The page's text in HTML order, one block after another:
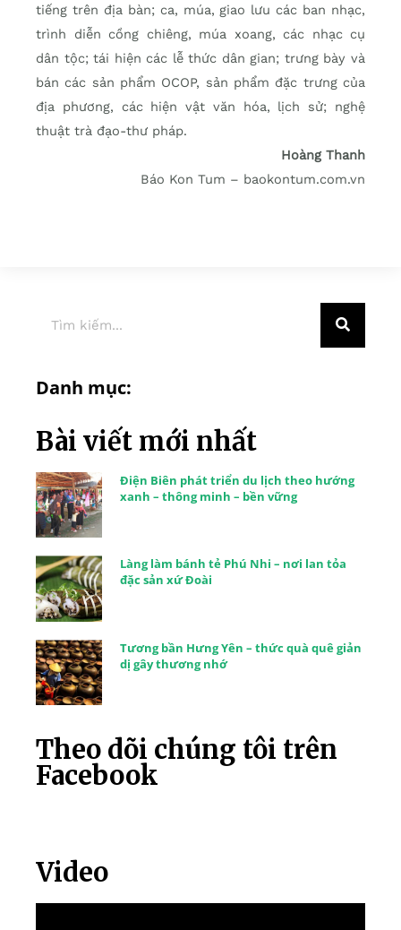
tiếng trên địa bàn; ca, múa, giao lưu các ban nhạc,
trình diễn cồng chiêng, múa xoang, các nhạc cụ
dân tộc; tái hiện các lễ thức dân gian; trưng bày và
bán các sản phẩm OCOP, sản phẩm đặc trưng của
địa phương, các hiện vật văn hóa, lịch sử; nghệ
thuật trà đạo-thư pháp.
Hoàng Thanh
Báo Kon Tum – baokontum.com.vn
Danh mục:
Bài viết mới nhất
Điện Biên phát triển du lịch theo hướng
xanh – thông minh – bền vững
Làng làm bánh tẻ Phú Nhi – nơi lan tỏa
đặc sản xứ Đoài
Tương bần Hưng Yên – thức quà quê giản
dị gây thương nhớ
Theo dõi chúng tôi trên
Facebook
Video